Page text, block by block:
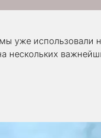
уже использовали
нескольких